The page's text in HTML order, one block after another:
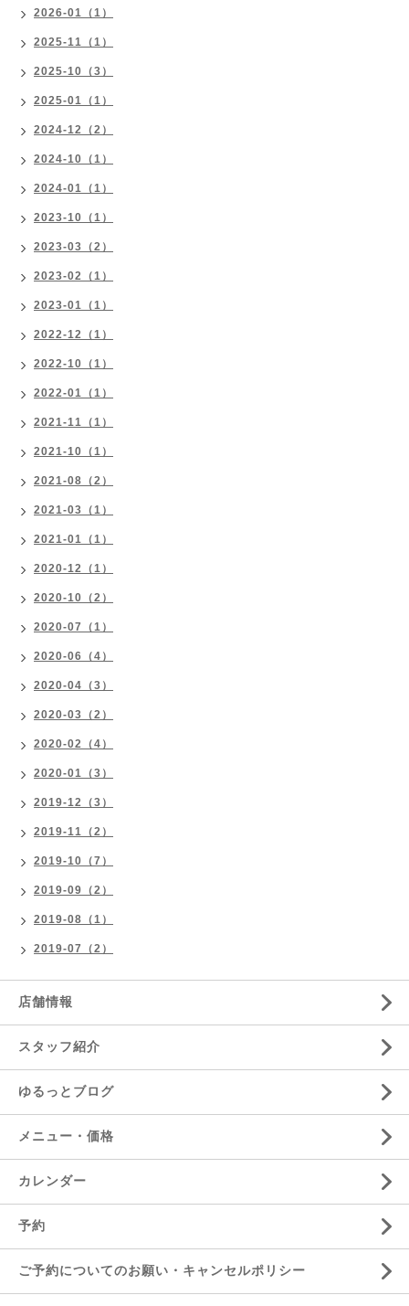
2026-01（1）
2025-11（1）
2025-10（3）
2025-01（1）
2024-12（2）
2024-10（1）
2024-01（1）
2023-10（1）
2023-03（2）
2023-02（1）
2023-01（1）
2022-12（1）
2022-10（1）
2022-01（1）
2021-11（1）
2021-10（1）
2021-08（2）
2021-03（1）
2021-01（1）
2020-12（1）
2020-10（2）
2020-07（1）
2020-06（4）
2020-04（3）
2020-03（2）
2020-02（4）
2020-01（3）
2019-12（3）
2019-11（2）
2019-10（7）
2019-09（2）
2019-08（1）
2019-07（2）
店舗情報
スタッフ紹介
ゆるっとブログ
メニュー・価格
カレンダー
予約
ご予約についてのお願い・キャンセルポリシー